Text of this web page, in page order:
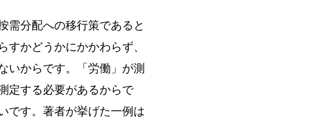
需分配への移行策であると
かどうかにかかわらず、
いからです。「労働」が測
定する必要があるからで
です。著者が挙げた一例は